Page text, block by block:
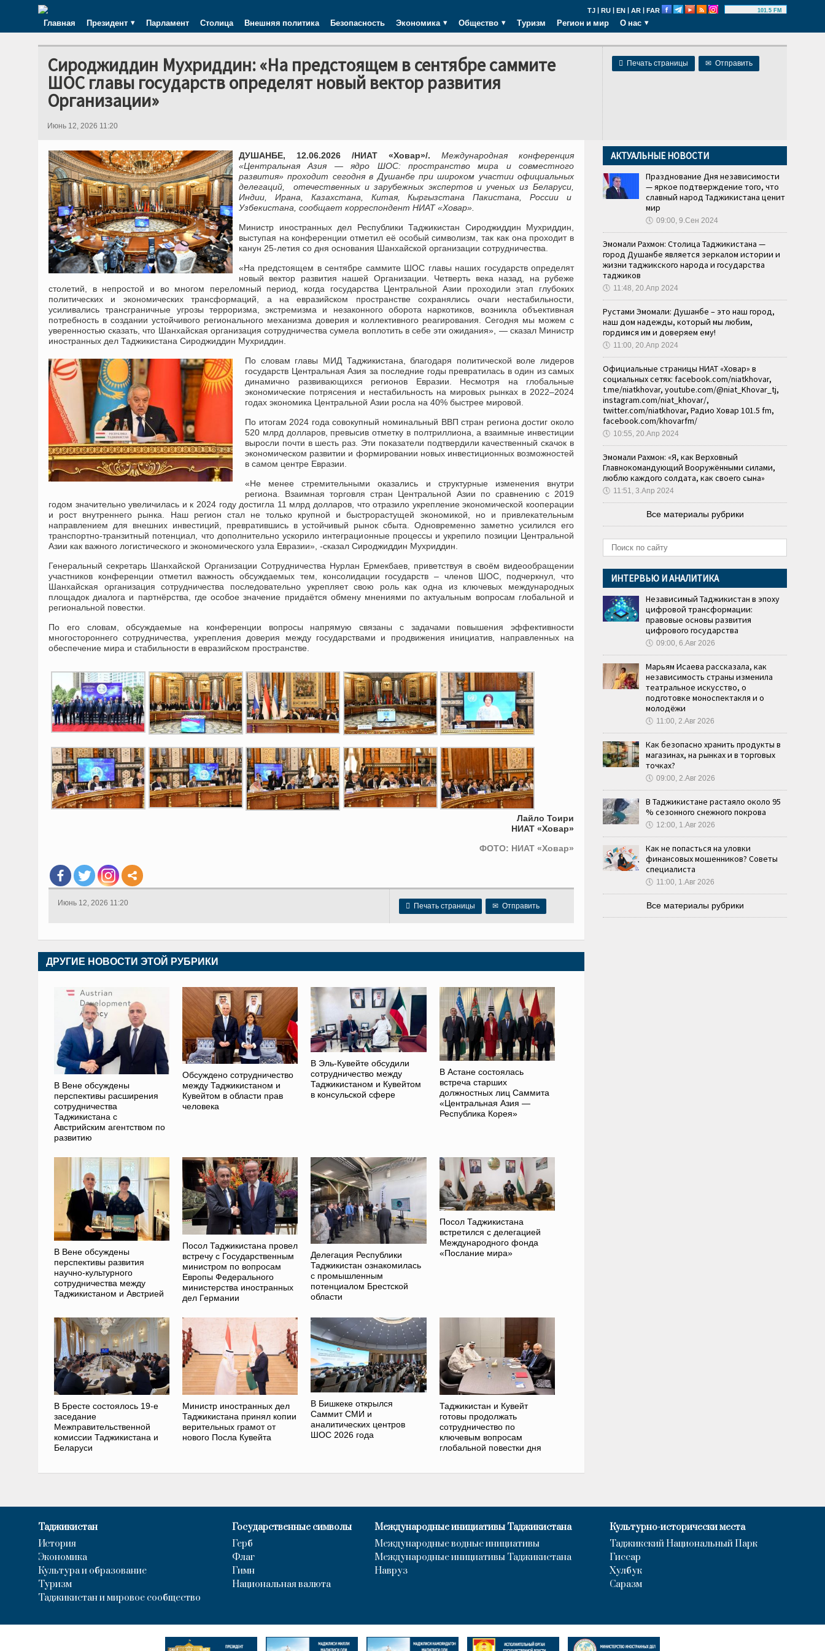
TJ | RU | EN | AR | FAR 101.5 FM
Главная Президент Парламент Столица Внешняя политика Безопасность Экономика Общество Туризм Регион и мир О нас
 Печать страницы ✉ Отправить
Сироджиддин Мухриддин: «На предстоящем в сентябре саммите
ШОС главы государств определят новый вектор развития
Организации»
Июнь 12, 2026 11:20
ДУШАНБЕ, 12.06.2026 /НИАТ «Ховар»/.
Международная конференция
«Центральная Азия — ядро ШОС: пространство мира и совместного
развития» проходит сегодня в Душанбе при широком участии официальных
делегаций, отечественных и зарубежных экспертов и ученых из Беларуси,
Индии, Ирана, Казахстана, Китая, Кыргызстана Пакистана, России и
Узбекистана, сообщает корреспондент НИАТ «Ховар».
Министр иностранных дел Республики Таджикистан Сироджиддин Мухриддин,
выступая на конференции отметил её особый символизм, так как она проходит в
канун 25-летия со дня основания Шанхайской организации сотрудничества.
«На предстоящем в сентябре саммите ШОС главы наших государств определят
новый вектор развития нашей Организации. Четверть века назад, на рубеже
столетий, в непростой и во многом переломный период, когда государства Центральной Азии проходили этап глубоких
политических и экономических трансформаций, а на евразийском пространстве сохранялись очаги нестабильности,
усиливались трансграничные угрозы терроризма, экстремизма и незаконного оборота наркотиков, возникла объективная
потребность в создании устойчивого регионального механизма доверия и коллективного реагирования. Сегодня мы можем с
уверенностью сказать, что Шанхайская организация сотрудничества сумела воплотить в себе эти ожидания», — сказал Министр
иностранных дел Таджикистана Сироджиддин Мухриддин.
По словам главы МИД Таджикистана, благодаря политической воле лидеров
государств Центральная Азия за последние годы превратилась в один из самых
динамично развивающихся регионов Евразии. Несмотря на глобальные
экономические потрясения и нестабильность на мировых рынках в 2022–2024
годах экономика Центральной Азии росла на 40% быстрее мировой.
По итогам 2024 года совокупный номинальный ВВП стран региона достиг около
520 млрд долларов, превысив отметку в полтриллиона, а взаимные инвестиции
выросли почти в шесть раз. Эти показатели подтвердили качественный скачок в
экономическом развитии и формировании новых инвестиционных возможностей
в самом центре Евразии.
«Не менее стремительными оказались и структурные изменения внутри
региона. Взаимная торговля стран Центральной Азии по сравнению с 2019
годом значительно увеличилась и к 2024 году достигла 11 млрд долларов, что отразило укрепление экономической кооперации
и рост внутреннего рынка. Наш регион стал не только крупной и быстрорастущей экономикой, но и привлекательным
направлением для внешних инвестиций, превратившись в устойчивый рынок сбыта. Одновременно заметно усилился его
транспортно-транзитный потенциал, что дополнительно ускорило интеграционные процессы и укрепило позиции Центральной
Азии как важного логистического и экономического узла Евразии», -сказал Сироджиддин Мухриддин.
Генеральный секретарь Шанхайской Организации Сотрудничества Нурлан Ермекбаев, приветствуя в своём видеообращении
участников конференции отметил важность обсуждаемых тем, консолидации государств – членов ШОС, подчеркнул, что
Шанхайская организация сотрудничества последовательно укрепляет свою роль как одна из ключевых международных
площадок диалога и партнёрства, где особое значение придаётся обмену мнениями по актуальным вопросам глобальной и
региональной повестки.
По его словам, обсуждаемые на конференции вопросы напрямую связаны с задачами повышения эффективности
многостороннего сотрудничества, укрепления доверия между государствами и продвижения инициатив, направленных на
обеспечение мира и стабильности в евразийском пространстве.
Лайло Тоири
НИАТ «Ховар»
ФОТО: НИАТ «Ховар»
 Печать страницы ✉ Отправить
Июнь 12, 2026 11:20
ДРУГИЕ НОВОСТИ ЭТОЙ РУБРИКИ
В Вене обсуждены
перспективы расширения
сотрудничества
Таджикистана с
Австрийским агентством по
развитию
Обсуждено сотрудничество
между Таджикистаном и
Кувейтом в области прав
человека
В Эль-Кувейте обсудили
сотрудничество между
Таджикистаном и Кувейтом
в консульской сфере
В Астане состоялась
встреча старших
должностных лиц Саммита
«Центральная Азия —
Республика Корея»
В Вене обсуждены
перспективы развития
научно-культурного
сотрудничества между
Таджикистаном и Австрией
Посол Таджикистана провел
встречу с Государственным
министром по вопросам
Европы Федерального
министерства иностранных
дел Германии
Делегация Республики
Таджикистан ознакомилась
с промышленным
потенциалом Брестской
области
Посол Таджикистана
встретился с делегацией
Международного фонда
«Послание мира»
В Бресте состоялось 19-е
заседание
Межправительственной
комиссии Таджикистана и
Беларуси
Министр иностранных дел
Таджикистана принял копии
верительных грамот от
нового Посла Кувейта
В Бишкеке открылся
Саммит СМИ и
аналитических центров
ШОС 2026 года
Таджикистан и Кувейт
готовы продолжать
сотрудничество по
ключевым вопросам
глобальной повестки дня
АКТУАЛЬНЫЕ НОВОСТИ
Празднование Дня независимости
— яркое подтверждение того, что
славный народ Таджикистана ценит
мир
🕔 09:00, 9.Сен 2024
Эмомали Рахмон: Столица Таджикистана —
город Душанбе является зеркалом истории и
жизни таджикского народа и государства
таджиков
🕔 11:48, 20.Апр 2024
Рустами Эмомали: Душанбе – это наш город,
наш дом надежды, который мы любим,
гордимся им и доверяем ему!
🕔 11:00, 20.Апр 2024
Официальные страницы НИАТ «Ховар» в
социальных сетях: facebook.com/niatkhovar,
t.me/niatkhovar, youtube.com/@niat_Khovar_tj,
instagram.com/niat_khovar/,
twitter.com/niatkhovar, Радио Ховар 101.5 fm,
facebook.com/khovarfm/
🕔 10:55, 20.Апр 2024
Эмомали Рахмон: «Я, как Верховный
Главнокомандующий Вооружёнными силами,
люблю каждого солдата, как своего сына»
🕔 11:51, 3.Апр 2024
Все материалы рубрики
ИНТЕРВЬЮ И АНАЛИТИКА
Независимый Таджикистан в эпоху
цифровой трансформации:
правовые основы развития
цифрового государства
🕔 09:00, 6.Авг 2026
Марьям Исаева рассказала, как
независимость страны изменила
театральное искусство, о
подготовке моноспектакля и о
молодёжи
🕔 11:00, 2.Авг 2026
Как безопасно хранить продукты в
магазинах, на рынках и в торговых
точках?
🕔 09:00, 2.Авг 2026
В Таджикистане растаяло около 95
% сезонного снежного покрова
🕔 12:00, 1.Авг 2026
Как не попасться на уловки
финансовых мошенников? Советы
специалиста
🕔 11:00, 1.Авг 2026
Все материалы рубрики
Таджикистан
История
Экономика
Культура и образование
Туризм
Таджикистан и мировое сообщество
Государственные символы
Герб
Флаг
Гимн
Национальная валюта
Международные инициативы Таджикистана
Международные водные инициативы
Международные инициативы Таджикистана
Навруз
Культурно-исторически места
Таджикский Национальный Парк
Гиссар
Хулбук
Саразм